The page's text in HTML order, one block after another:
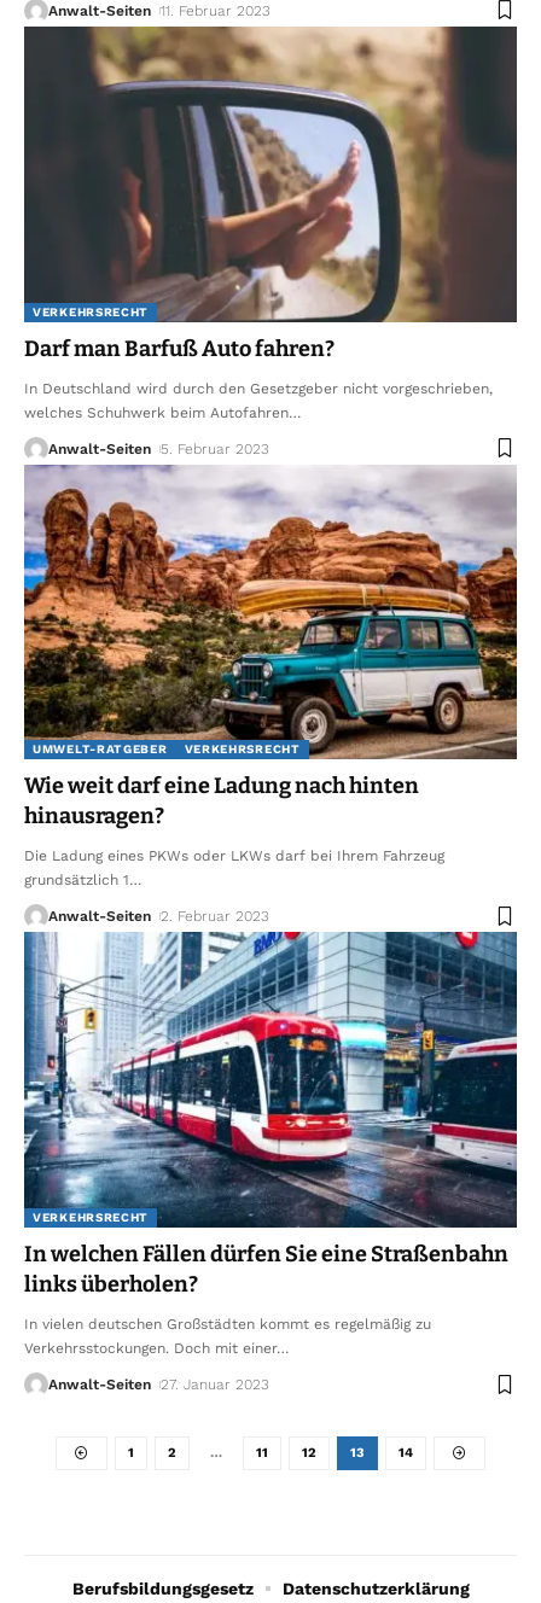
Anwalt-Seiten 11. Februar 2023
VERKEHRSRECHT
Darf man Barfuß Auto fahren?
In Deutschland wird durch den Gesetzgeber nicht vorgeschrieben,
welches Schuhwerk beim Autofahren…
Anwalt-Seiten 5. Februar 2023
UMWELT-RATGEBER VERKEHRSRECHT
Wie weit darf eine Ladung nach hinten
hinausragen?
Die Ladung eines PKWs oder LKWs darf bei Ihrem Fahrzeug
grundsätzlich 1…
Anwalt-Seiten 2. Februar 2023
VERKEHRSRECHT
In welchen Fällen dürfen Sie eine Straßenbahn
links überholen?
In vielen deutschen Großstädten kommt es regelmäßig zu
Verkehrsstockungen. Doch mit einer…
Anwalt-Seiten 27. Januar 2023
1 2 … 11 12 13 14
Berufsbildungsgesetz Datenschutzerklärung